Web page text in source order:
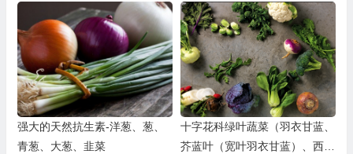
强大的天然抗生素-洋葱、葱、
青葱、大葱、韭菜
十字花科绿叶蔬菜（羽衣甘蓝、
芥蓝叶（宽叶羽衣甘蓝）、西兰